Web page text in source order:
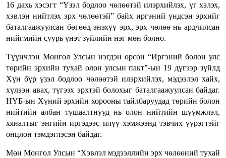
16 дахь хэсэгт “Үзэл бодлоо чөлөөтэй илэрхийлэх, үг хэлэх,
хэвлэн нийтлэх эрх чөлөөтэй” байх иргэний үндсэн эрхийг
баталгаажуулсан бөгөөд энэхүү эрх, эрх чөлөө нь ардчилсан
нийгмийн суурь үнэт зүйлийн нэг мөн болно.
Түүнчлэн Монгол Улсын нэгдэн орсон “Иргэний болон улс
төрийн эрхийн тухай олон улсын пакт”-ын 19 дүгээр зүйлд
Хүн бүр үзэл бодлоо чөлөөтэй илэрхийлэх, мэдээлэл хайх,
хүлээн авах, түгээх эрхтэй болохыг баталгаажуулсан байдаг.
НҮБ-ын Хүний эрхийн хорооны тайлбаруудад төрийн болон
нийтийн албан тушаалтнууд нь олон нийтийн шүүмжлэл,
хяналтыг энгийн иргэдээс илүү хэмжээнд тэвчих үүрэгтэйг
онцлон тэмдэглэсэн байдаг.
Мөн Монгол Улсын “Хэвлэл мэдээллийн эрх чөлөөний тухай